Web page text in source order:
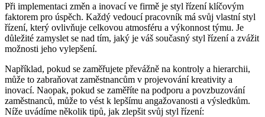
Při implementaci změn a inovací ve firmě je styl řízení klíčovým
faktorem pro úspěch. Každý vedoucí pracovník má svůj vlastní styl
řízení, který ovlivňuje celkovou atmosféru a výkonnost týmu. Je
důležité zamyslet se nad tím, jaký je váš současný styl řízení a zvážit
možnosti jeho vylepšení.
Například, pokud se zaměřujete převážně na kontroly a hierarchii,
může to zabraňovat zaměstnancům v projevování kreativity a
inovací. Naopak, pokud se zaměříte na podporu a povzbuzování
zaměstnanců, může to vést k lepšímu angažovanosti a výsledkům.
Níže uvádíme několik tipů, jak zlepšit svůj styl řízení: